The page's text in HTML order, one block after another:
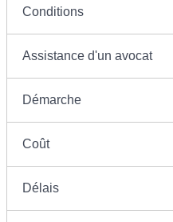
Conditions
Assistance d'un avocat
Démarche
Coût
Délais